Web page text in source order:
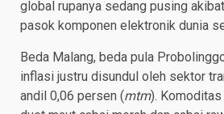
global rupanya sedang pusing
pasok komponen elektronik dunia
Beda Malang, beda pula
inflasi justru disundul oleh sektor
andil 0,06 persen (mtm). Komoditas